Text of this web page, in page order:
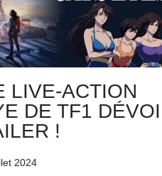
LIVE-ACTION
DE TF1
!
2024